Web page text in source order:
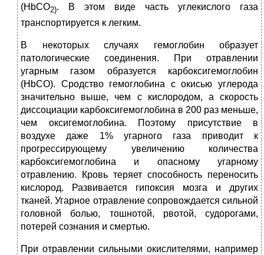
(HbCO2). В этом виде часть углекислого газа
транспортируется к легким.
В некоторых случаях гемоглобин образует
патологические соединения. При отравлении
угарным газом образуется карбоксигемоглобин
(HbCO). Сродство гемоглобина с окисью углерода
значительно выше, чем с кислородом, а скорость
диссоциации карбоксигемоглобина в 200 раз меньше,
чем оксигемоглобина. Поэтому присутствие в
воздухе даже 1% угарного газа приводит к
прогрессирующему увеличению количества
карбоксигемоглобина и опасному угарному
отравлению. Кровь теряет способность переносить
кислород. Развивается гипоксия мозга и других
тканей. Угарное отравление сопровождается сильной
головной болью, тошнотой, рвотой, судорогами,
потерей сознания и смертью.
При отравлении сильными окислителями, например